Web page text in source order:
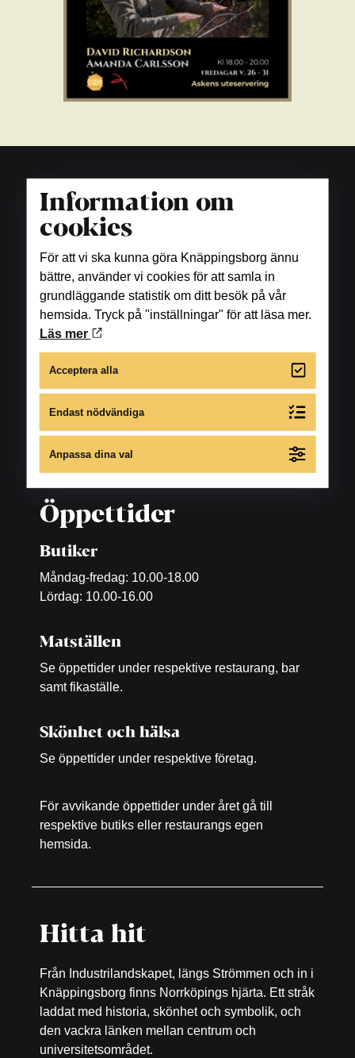
Öppettider
Butiker
Måndag-fredag: 10.00-18.00
Lördag: 10.00-16.00
Matställen
Se öppettider under respektive restaurang, bar
samt fikaställe.
Skönhet och hälsa
Se öppettider under respektive företag.
För avvikande öppettider under året gå till
respektive butiks eller restaurangs egen
hemsida.
Hitta hit
Från Industrilandskapet, längs Strömmen och in i
Knäppingsborg finns Norrköpings hjärta. Ett stråk
laddat med historia, skönhet och symbolik, och
den vackra länken mellan centrum och
universitetsområdet.
Information om
cookies
För att vi ska kunna göra Knäppingsborg ännu
bättre, använder vi cookies för att samla in
grundläggande statistik om ditt besök på vår
hemsida. Tryck på "inställningar" för att läsa mer.
Läs mer
Acceptera alla
Endast nödvändiga
Anpassa dina val